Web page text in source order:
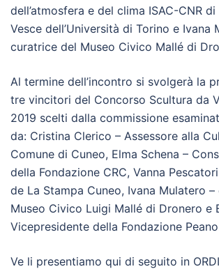
dell’atmosfera e del clima ISAC-CNR
Vesce dell’Università di Torino e Ivana
curatrice del Museo Civico Mallé di
Al termine dell’incontro si svolgerà la
tre vincitori del Concorso Scultura da
2019 scelti dalla commissione
da: Cristina Clerico – Assessore alla
Comune di Cuneo, Elma Schena –
della Fondazione CRC, Vanna
de La Stampa Cuneo, Ivana Mulatero
Museo Civico Luigi Mallé di Dronero e
Vicepresidente della Fondazione
Ve li presentiamo qui di seguito in